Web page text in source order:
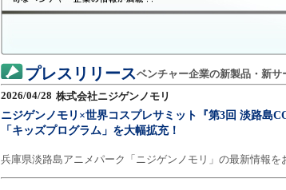
プレスリリースベンチャー企業の新製品・新
2026/04/28 株式会社ニジゲンノモリ
ニジゲンノモリ×世界コスプレサミット『第3回 淡路島
「キッズプログラム」を大幅拡充！
兵庫県淡路島アニメパーク「ニジゲンノモリ」の最新情報を